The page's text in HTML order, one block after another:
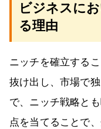
ビジネスに
る理由
ニッチを確立する
抜け出し、市場で
で、ニッチ戦略と
点を当てることで